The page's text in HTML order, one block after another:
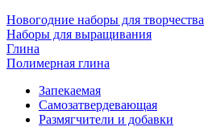
Новогодние наборы для творчества
Наборы для выращивания
Глина
Полимерная глина
Запекаемая
Самозатвердевающая
Размягчители и добавки